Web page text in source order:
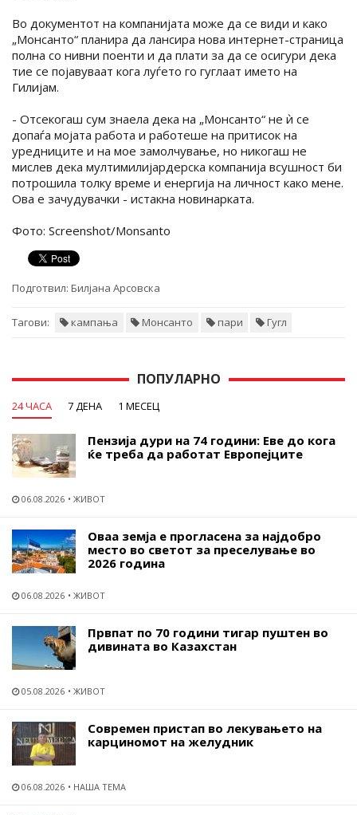
Во документот на компанијата може да се види и како
„Монсанто“ планира да лансира нова интернет-страница
полна со нивни поенти и да плати за да се осигури дека
тие се појавуваат кога луѓето го гуглаат името на
Гилијам.
- Отсекогаш сум знаела дека на „Монсанто“ не ѝ се
допаѓа мојата работа и работеше на притисок на
уредниците и на мое замолчување, но никогаш не
мислев дека мултимилијардерска компанија всушност би
потрошила толку време и енергија на личност како мене.
Ова е зачудувачки - истакна новинарката.
Фото: Screenshot/Monsanto
Подготвил: Билјана Арсовска
Тагови: кампања Монсанто пари Гугл
ПОПУЛАРНО
24 ЧАСА 7 ДЕНА 1 МЕСЕЦ
Пензија дури на 74 години: Еве до кога
ќе треба да работат Европејците
06.08.2026 ЖИВОТ
Оваа земја е прогласена за најдобро
место во светот за преселување во
2026 година
06.08.2026 ЖИВОТ
Првпат по 70 години тигар пуштен во
дивината во Казахстан
05.08.2026 ЖИВОТ
Современ пристап во лекувањето на
карциномот на желудник
06.08.2026 НАША ТЕМА